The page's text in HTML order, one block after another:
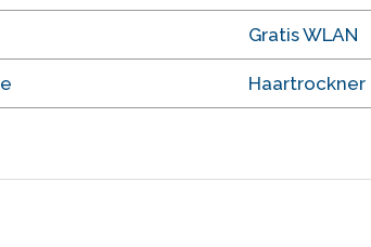
Gratis WLAN
Haartrockner